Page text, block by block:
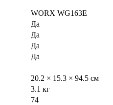
WORX WG163E
Да
Да
Да
Да
20.2 × 15.3 × 94.5 см
3.1 кг
74